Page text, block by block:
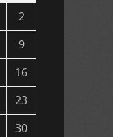
2
9
16
23
30